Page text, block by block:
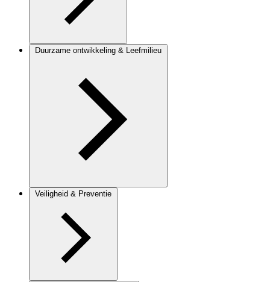
Duurzame ontwikkeling & Leefmilieu
Veiligheid & Preventie